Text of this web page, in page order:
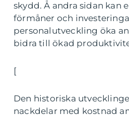
skydd. Å andra sidan kan
förmåner och
personalutveckling öka
bidra till ökad
[
Den historiska
nackdelar med kostnad